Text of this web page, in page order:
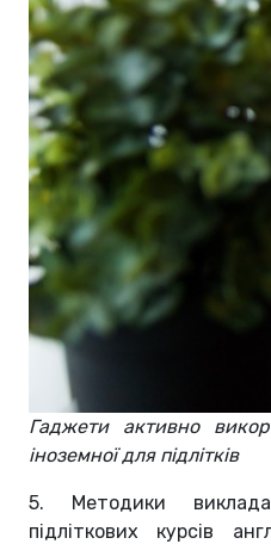
Гаджети активно
іноземної для підлітків
5. Методики
підліткових курсів